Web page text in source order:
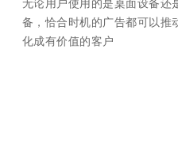
无论用户使用的是桌面设备还
备，恰合时机的广告都可以推
化成有价值的客户